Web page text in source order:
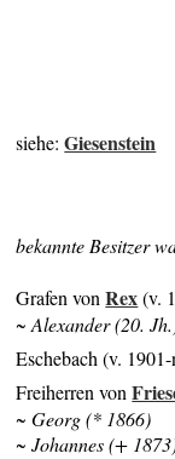
siehe:Giesenstein
bekannte Besitzer
Grafen vonRex(v.
~ Alexander (20.
Eschebach (v.
Freiherren von
~ Georg (* 1866)
~ Johannes (+